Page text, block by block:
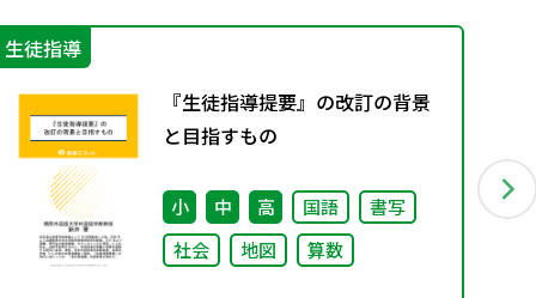
生徒指導
『生徒指導提要』の改訂の背景
と目指すもの
小 中 高 国語
書写
社会
地図 算数